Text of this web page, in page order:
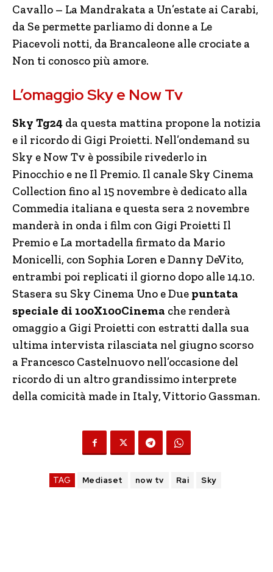
Cavallo – La Mandrakata a Un’estate ai Carabi,
da Se permette parliamo di donne a Le
Piacevoli notti, da Brancaleone alle crociate a
Non ti conosco più amore.
L’omaggio Sky e Now Tv
Sky Tg24 da questa mattina propone la notizia
e il ricordo di Gigi Proietti. Nell’ondemand su
Sky e Now Tv è possibile rivederlo in
Pinocchio e ne Il Premio. Il canale Sky Cinema
Collection fino al 15 novembre è dedicato alla
Commedia italiana e questa sera 2 novembre
manderà in onda i film con Gigi Proietti Il
Premio e La mortadella firmato da Mario
Monicelli, con Sophia Loren e Danny DeVito,
entrambi poi replicati il giorno dopo alle 14.10.
Stasera su Sky Cinema Uno e Due puntata
speciale di 100X100Cinema che renderà
omaggio a Gigi Proietti con estratti dalla sua
ultima intervista rilasciata nel giugno scorso
a Francesco Castelnuovo nell’occasione del
ricordo di un altro grandissimo interprete
della comicità made in Italy, Vittorio Gassman.
TAG Mediaset now tv Rai Sky